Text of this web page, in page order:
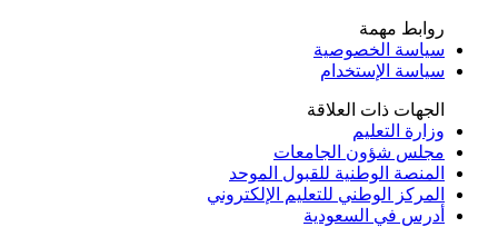
روابط مهمة
سياسة الخصوصية
سياسة الإستخدام
الجهات ذات العلاقة
وزارة التعليم
مجلس شؤون الجامعات
المنصة الوطنية للقبول الموحد
المركز الوطني للتعليم الإلكتروني
أدرس في السعودية